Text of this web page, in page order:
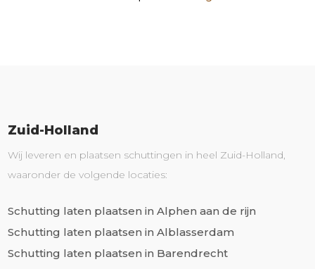
Zuid-Holland
Wij leveren en plaatsen schuttingen in heel Zuid-Holland,
waaronder de volgende locaties:
Schutting laten plaatsen in Alphen aan de rijn
Schutting laten plaatsen in Alblasserdam
Schutting laten plaatsen in Barendrecht